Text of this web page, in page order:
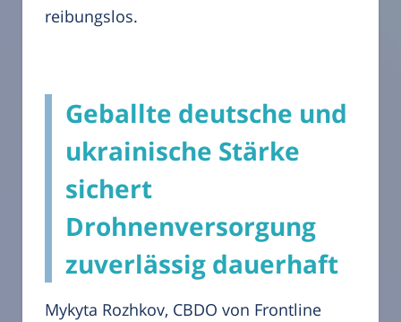
reibungslos.
Geballte deutsche und
ukrainische Stärke
sichert
Drohnenversorgung
zuverlässig dauerhaft
Mykyta Rozhkov, CBDO von Frontline